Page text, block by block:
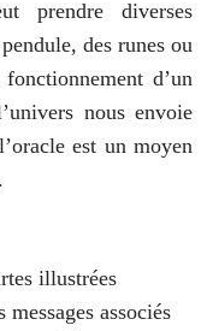
prendre diverses
des runes ou
d’un
nous envoie
est un moyen
illustrées
associés